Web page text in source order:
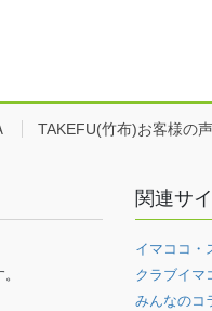
TAKEFU(竹布)お客様の声
関連サ
イマココ・
クラブイマ
みんなのコ